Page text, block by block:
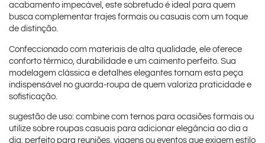
acabamento impecável, este sobretudo é ideal para quem
busca complementar trajes formais ou casuais com um toque
de distinção.
Confeccionado com materiais de alta qualidade, ele oferece
conforto térmico, durabilidade e um caimento perfeito. Sua
modelagem clássica e detalhes elegantes tornam esta peça
indispensável no guarda-roupa de quem valoriza praticidade e
sofisticação.
sugestão de uso: combine com ternos para ocasiões formais ou
utilize sobre roupas casuais para adicionar elegância ao dia a
dia. perfeito para reuniões, viagens ou eventos que exigem estilo